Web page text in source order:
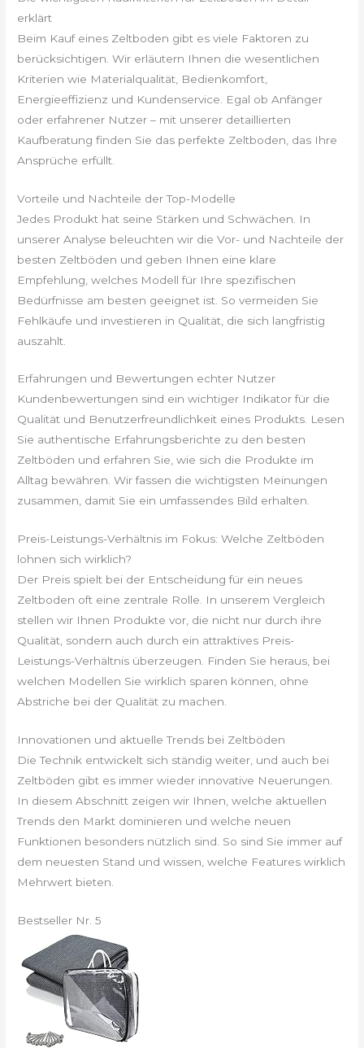
erklärt
Beim Kauf eines Zeltboden gibt es viele Faktoren zu
berücksichtigen. Wir erläutern Ihnen die wesentlichen
Kriterien wie Materialqualität, Bedienkomfort,
Energieeffizienz und Kundenservice. Egal ob Anfänger
oder erfahrener Nutzer – mit unserer detaillierten
Kaufberatung finden Sie das perfekte Zeltboden, das Ihre
Ansprüche erfüllt.
Vorteile und Nachteile der Top-Modelle
Jedes Produkt hat seine Stärken und Schwächen. In
unserer Analyse beleuchten wir die Vor- und Nachteile der
besten Zeltböden und geben Ihnen eine klare
Empfehlung, welches Modell für Ihre spezifischen
Bedürfnisse am besten geeignet ist. So vermeiden Sie
Fehlkäufe und investieren in Qualität, die sich langfristig
auszahlt.
Erfahrungen und Bewertungen echter Nutzer
Kundenbewertungen sind ein wichtiger Indikator für die
Qualität und Benutzerfreundlichkeit eines Produkts. Lesen
Sie authentische Erfahrungsberichte zu den besten
Zeltböden und erfahren Sie, wie sich die Produkte im
Alltag bewähren. Wir fassen die wichtigsten Meinungen
zusammen, damit Sie ein umfassendes Bild erhalten.
Preis-Leistungs-Verhältnis im Fokus: Welche Zeltböden
lohnen sich wirklich?
Der Preis spielt bei der Entscheidung für ein neues
Zeltboden oft eine zentrale Rolle. In unserem Vergleich
stellen wir Ihnen Produkte vor, die nicht nur durch ihre
Qualität, sondern auch durch ein attraktives Preis-
Leistungs-Verhältnis überzeugen. Finden Sie heraus, bei
welchen Modellen Sie wirklich sparen können, ohne
Abstriche bei der Qualität zu machen.
Innovationen und aktuelle Trends bei Zeltböden
Die Technik entwickelt sich ständig weiter, und auch bei
Zeltböden gibt es immer wieder innovative Neuerungen.
In diesem Abschnitt zeigen wir Ihnen, welche aktuellen
Trends den Markt dominieren und welche neuen
Funktionen besonders nützlich sind. So sind Sie immer auf
dem neuesten Stand und wissen, welche Features wirklich
Mehrwert bieten.
Bestseller Nr. 5